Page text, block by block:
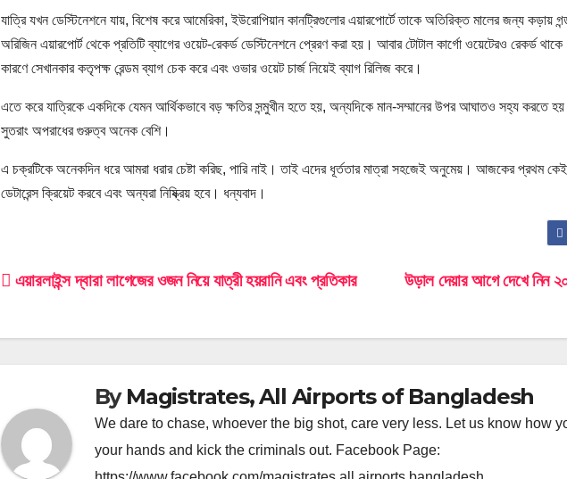
যাত্রি যখন ডেস্টিনেশনে যায়, বিশেষ করে আমেরিকা, ইউরোপিয়ান কানট্রিগুলোর এয়ারপোর্টে তাকে অতিরিক্ত মালের জন্য কড়ায়
অরিজিন এয়ারপোর্ট থেকে প্রতিটি ব্যাগের ওয়েট-রেকর্ড ডেস্টিনেশনে প্রেরণ করা হয়। আবার টোটাল কার্গো ওয়েটেরও রেকর্ড
কারণে সেখানকার কতৃপক্ষ রেন্ডম ব্যাগ চেক করে এবং ওভার ওয়েট চার্জ নিয়েই ব্যাগ রিলিজ করে।
এতে করে যাত্রিকে একদিকে যেমন আর্থিকভাবে বড় ক্ষতির সন্মুখীন হতে হয়, অন্যদিকে মান-সম্মানের উপর আঘাতও সহ্য করতে
সুতরাং অপরাধের গুরুত্ব অনেক বেশি।
এ চক্রটিকে অনেকদিন ধরে আমরা ধরার চেষ্টা করিছ, পারি নাই। তাই এদের ধূর্ততার মাত্রা সহজেই অনুমেয়। আজকের প্রথম
ডেটারেন্স ক্রিয়েট করবে এবং অন্যরা নিষ্ক্রিয় হবে। ধন্যবাদ।
Post
উড়াল দেয়ার আগে দেখে নিন
এয়ারলাইন্স দ্বারা লাগেজের ওজন নিয়ে যাত্রী হয়রানি এবং প্রতিকার
By Magistrates, All Airports of Bangladesh
We dare to chase, whoever the big shot, care very less. Let us know how
your hands and kick the criminals out. Facebook Page: